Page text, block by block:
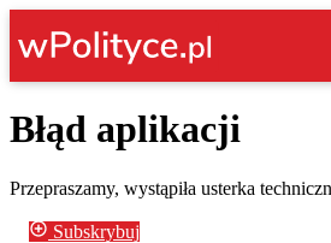
Błąd aplikacji
Przepraszamy, wystąpiła usterka
Subskrybuj